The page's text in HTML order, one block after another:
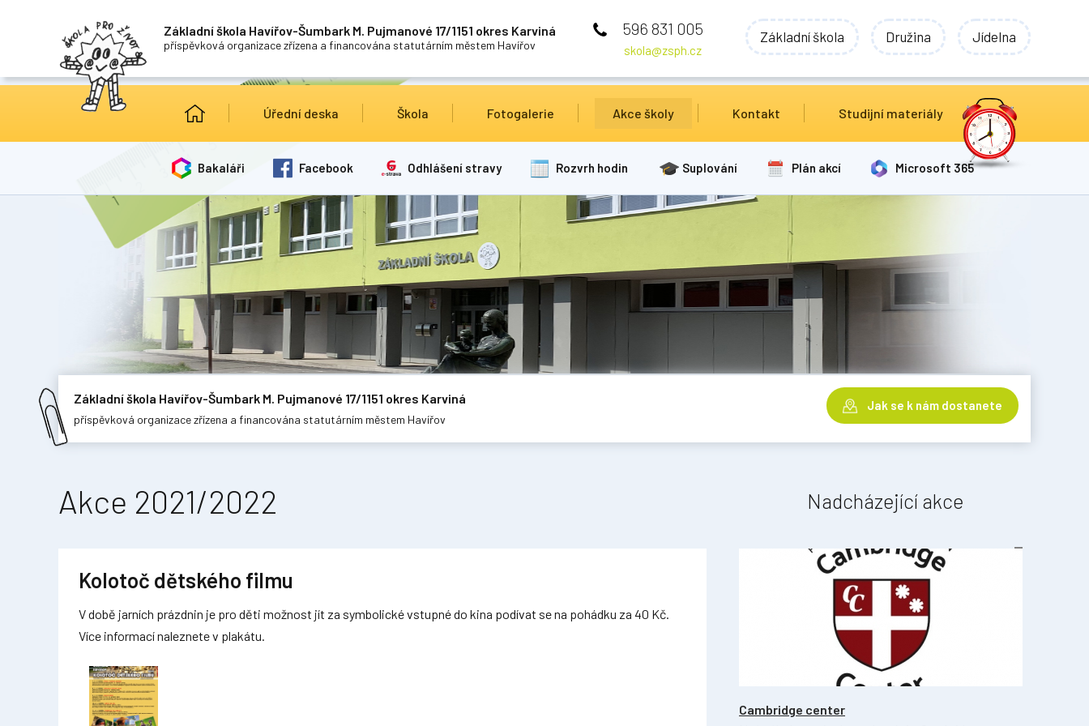
Základní škola Havířov-Šumbark M. Pujmanové 17/1151 okres Karviná
příspěvková organizace zřízena a financována statutárním městem Havířov
596 831 005
skola@zsph.cz
Základní škola Družina Jídelna
Úřední deska Škola Fotogalerie Akce školy Kontakt Studijní materiály
Bakaláři Facebook Odhlášení stravy Rozvrh hodin Suplování Plán akcí Microsoft 365
Základní škola Havířov-Šumbark M. Pujmanové 17/1151 okres Karviná
příspěvková organizace zřízena a financována statutárním městem Havířov
Jak se k nám dostanete
Akce 2021/2022
Kolotoč dětského filmu
V době jarních prázdnin je pro děti možnost jít za symbolické vstupné do kina podívat se na pohádku za 40 Kč.
Více informací naleznete v plakátu.
Nadcházející akce
Cambridge center